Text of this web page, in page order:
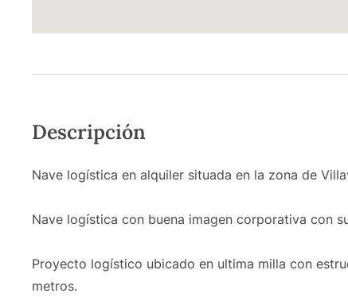
Descripción
Nave logística en alquiler situada en la zona de
Nave logística con buena imagen corporativa con
Proyecto logístico ubicado en ultima milla con
metros.